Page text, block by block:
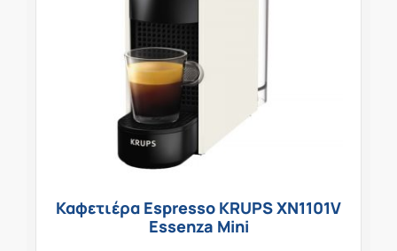
Καφετιέρα Espresso KRUPS XN1101V
Essenza Mini